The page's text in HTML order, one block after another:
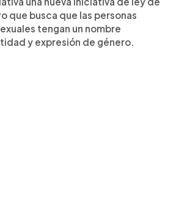
que busca que las personas
tengan un nombre
y expresión de género.